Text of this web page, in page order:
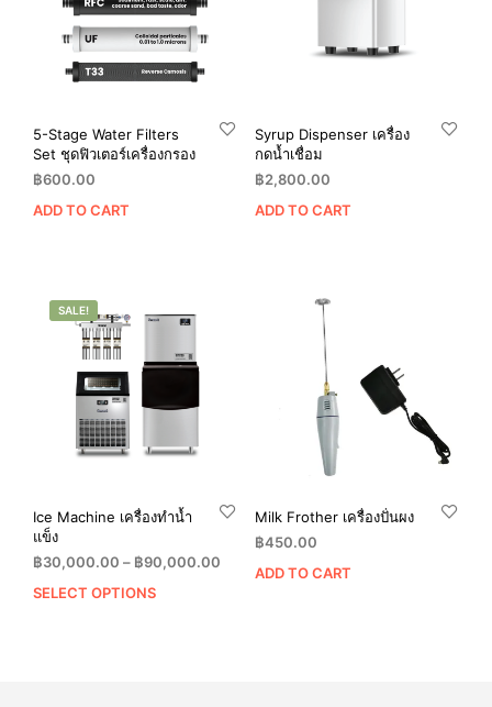
5-Stage Water Filters
Set ชุดฟิวเตอร์เครื่องกรอง
฿600.00
ADD TO CART
Syrup Dispenser เครื่อง
กดน้ำเชื่อม
฿2,800.00
ADD TO CART
SALE!
Ice Machine เครื่องทำน้ำ
แข็ง
฿30,000.00 – ฿90,000.00
range:
SELECT OPTIONS
Milk Frother เครื่องปั่นผง
฿450.00
ADD TO CART